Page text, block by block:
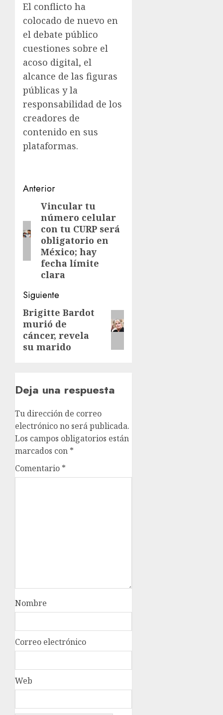
El conflicto ha
colocado de nuevo en
el debate público
cuestiones sobre el
acoso digital, el
alcance de las figuras
públicas y la
responsabilidad de los
creadores de
contenido en sus
plataformas.
Navegación
entradas
Anterior
Entrada
anterior:
Vincular tu
número celular
con tu CURP será
obligatorio en
México; hay
fecha límite
clara
Siguiente
Siguiente
entrada:
Brigitte Bardot
murió de
cáncer, revela
su marido
Deja una respuesta
Tu dirección de correo
electrónico no será publicada.
Los campos obligatorios están
marcados con *
Comentario *
Nombre
Correo electrónico
Web